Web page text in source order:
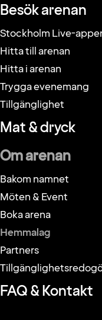
Besök arenan
Stockholm Live-
Hitta till arenan
Hitta i arenan
Trygga evenemang
Tillgänglighet
Mat & dryck
Om arenan
Bakom namnet
Möten & Event
Boka arena
Hemmalag
Partners
FAQ & Kontakt